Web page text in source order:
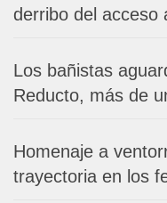
derribo del acceso
Los bañistas
Reducto, más de
Homenaje a
trayectoria en los